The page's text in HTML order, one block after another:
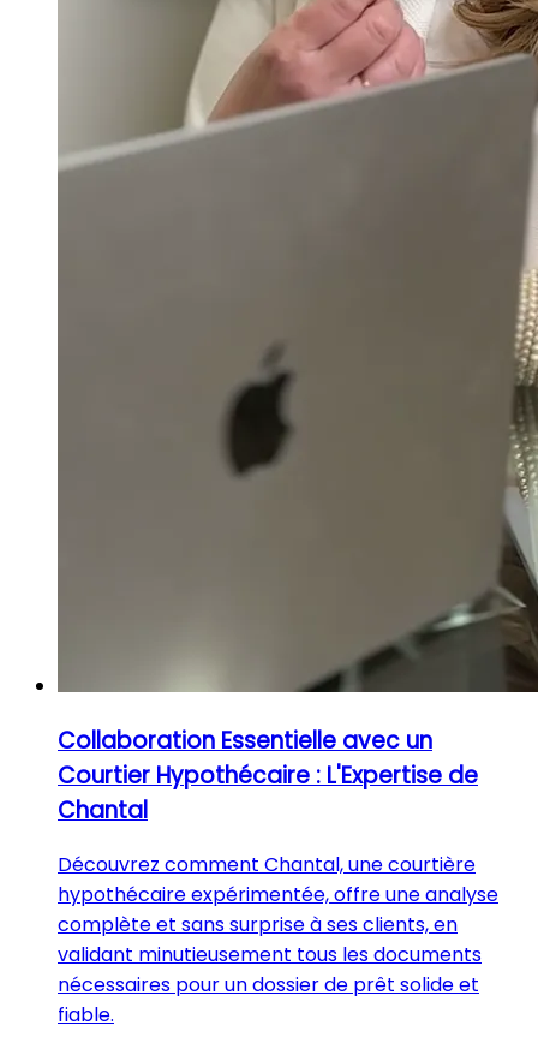
Collaboration Essentielle avec un
Courtier Hypothécaire : L'Expertise de
Chantal
Découvrez comment Chantal, une courtière
hypothécaire expérimentée, offre une analyse
complète et sans surprise à ses clients, en
validant minutieusement tous les documents
nécessaires pour un dossier de prêt solide et
fiable.